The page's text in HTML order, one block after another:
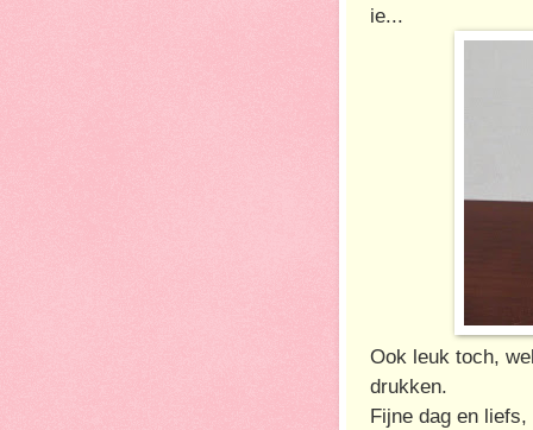
ie...
Ook leuk toch,
drukken.
Fijne dag en